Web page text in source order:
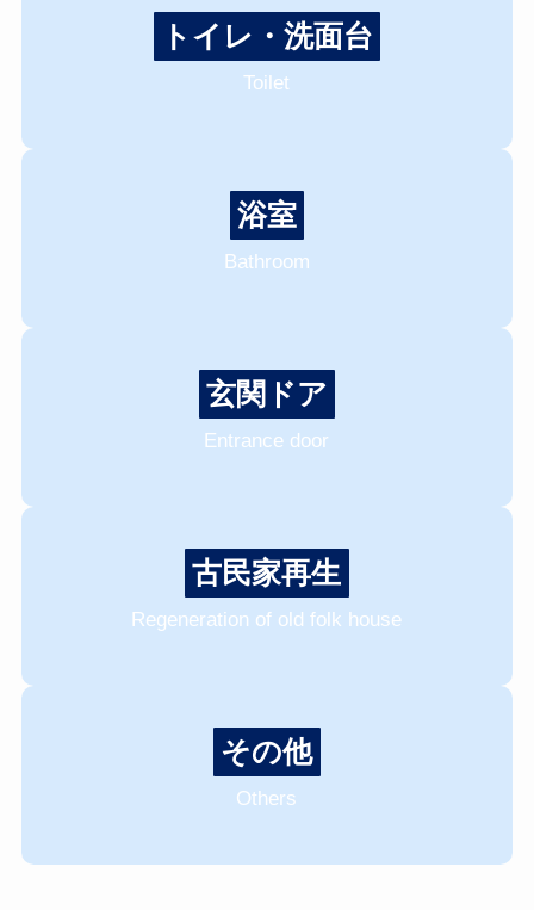
トイレ・洗面台
Toilet
浴室
Bathroom
玄関ドア
Entrance door
古民家再生
Regeneration of old folk house
その他
Others